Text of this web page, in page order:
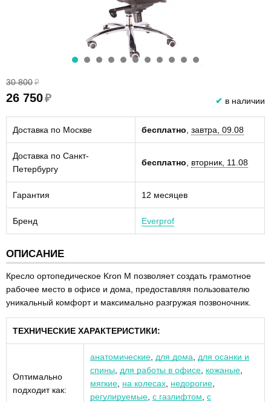
30 800 ₽
26 750₽ ✔ в наличии
Доставка по Москве бесплатно завтра, 09.08
Доставка по Санкт-
Петербургу
бесплатно вторник, 11.08
Гарантия 12 месяцев
Бренд Everprof
ОПИСАНИЕ
Кресло ортопедическое Kron M позволяет создать грамотное
рабочее место в офисе и дома, предоставляя пользователю
уникальный комфорт и максимально разгружая позвоночник.
ТЕХНИЧЕСКИЕ ХАРАКТЕРИСТИКИ:
Оптимально
подходит как:
анатомические для дома
для осанки и
спины
для работы в офисе кожаные
мягкие на колесах недорогие
регулируемые с газлифтом с